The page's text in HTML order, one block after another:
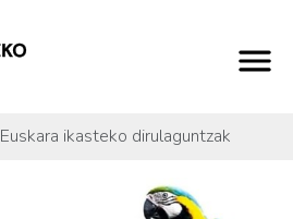
Euskara ikasteko dirulaguntzak